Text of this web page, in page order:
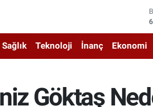
Sağlık Teknoloji İnanç Ekonomi
Göktaş